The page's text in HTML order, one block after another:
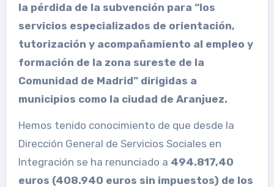
la pérdida de la subvención para “los
servicios especializados de orientación,
tutorización y acompañamiento al empleo y
formación de la zona sureste de la
Comunidad de Madrid” dirigidas a
municipios como la ciudad de Aranjuez.
Hemos tenido conocimiento de que desde la
Dirección General de Servicios Sociales en
Integración se ha renunciado a 494.817,40
euros (408.940 euros sin impuestos) de los